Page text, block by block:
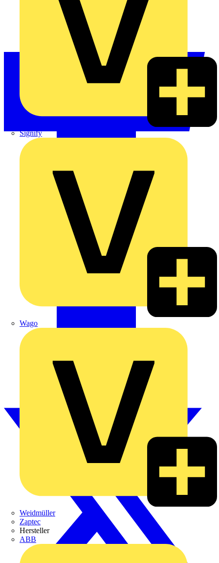
Signify
Wago
Weidmüller
Zaptec
Hersteller
ABB